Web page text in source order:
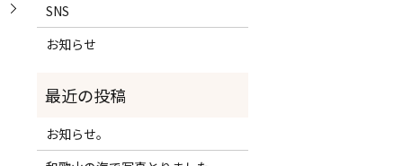
SNS
お知らせ
お知らせ。